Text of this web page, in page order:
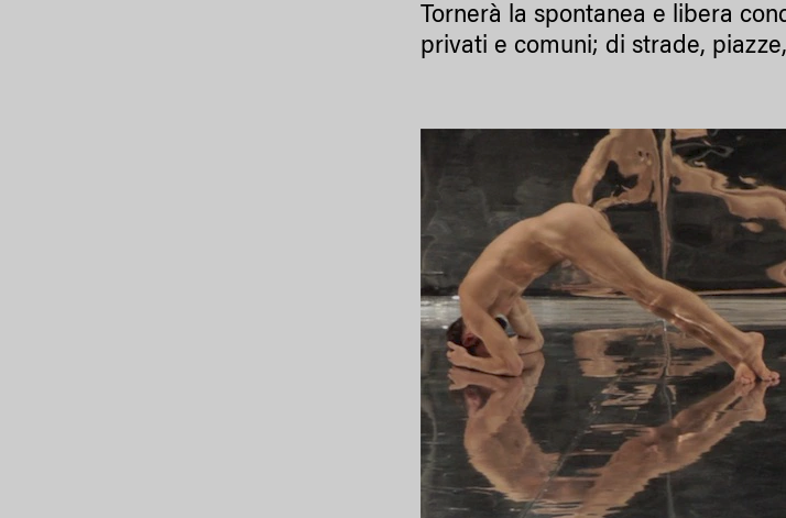
Tornerà la spontanea e libera
privati e comuni; di strade,